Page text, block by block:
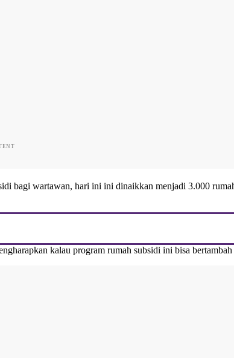
bagi wartawan, hari ini ini dinaikkan menjadi 3.000
kalau program rumah subsidi ini bisa